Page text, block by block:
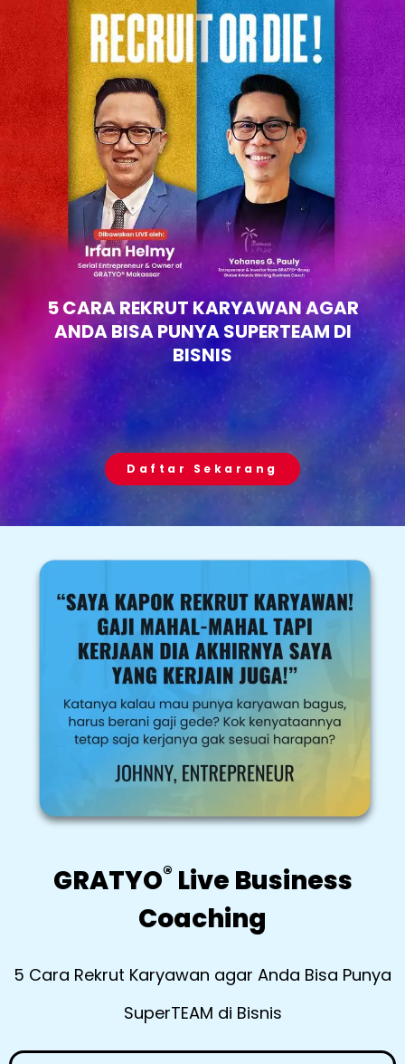
5 CARA REKRUT KARYAWAN AGAR
ANDA BISA PUNYA SUPERTEAM DI
BISNIS
Daftar Sekarang
GRATYO® Live Business
Coaching
5 Cara Rekrut Karyawan agar Anda Bisa Punya
SuperTEAM di Bisnis